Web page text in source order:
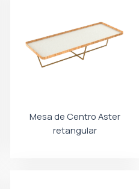
Mesa de Centro Aster
retangular